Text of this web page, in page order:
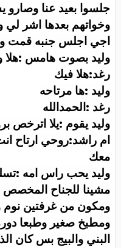
جلسوا بعيد عنا
وخواتهم بعدها اشر لي
اجي اجلس جنبه قمت
وليد بصوت هامس :هلا
رغد:هلا فيك
وليد :ها مرتاحه
رغد :الحمدالله
وليد يقوم :يلا اترخص
ام راشد:روحي ارتاح
معك
وليد يحب راس امه
مشينا للجناح
ومكون من غرفتين نوم
ومطبخ صغير وطبعا
البني والبيج بس كان